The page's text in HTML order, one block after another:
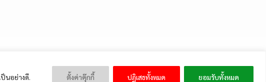
นอย่างดี. ตั้งค่าคุ๊กกี้ ปฏิเสธทั้งหมด ยอมรับทั้งหมด